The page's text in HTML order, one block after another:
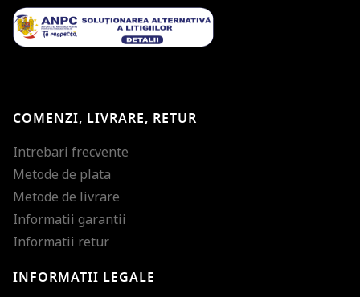
COMENZI, LIVRARE, RETUR
Intrebari frecvente
Metode de plata
Metode de livrare
Informatii garantii
Informatii retur
INFORMATII LEGALE